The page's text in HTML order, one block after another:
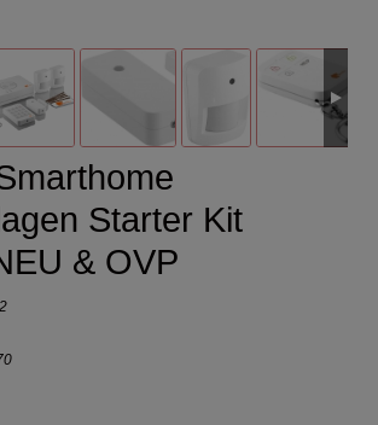
Starter Kit
& OVP